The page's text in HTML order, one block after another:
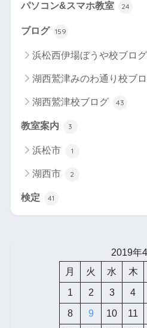
パソコン&スマホ教室 24
ブログ 159
浜松西伊場ぼうや校ブログ
湖西鷲津みのわ通り校ブ
湖西鷲津校ブログ 43
教室案内 3
浜松市 1
湖西市 2
検定 41
2019年
月
火 水 木
1 2 3 4
8 9 10 11